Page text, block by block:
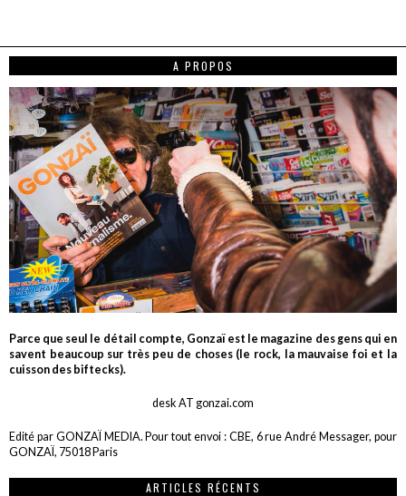
A PROPOS
Parce que seul le détail compte, Gonzaï est le magazine des gens qui en
savent beaucoup sur très peu de choses (le rock, la mauvaise foi et la
cuisson des biftecks).
desk AT gonzai.com
Edité par GONZAÏ MEDIA. Pour tout envoi : CBE, 6 rue André Messager, pour
GONZAÏ, 75018 Paris
ARTICLES RÉCENTS